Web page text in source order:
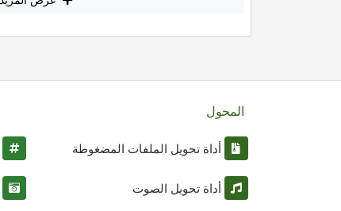
المحول
أداة تحويل الملفات المضغوطة
أداة تحويل الصوت